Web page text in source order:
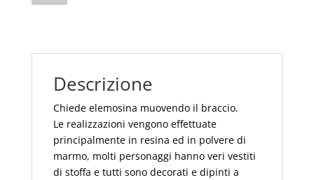
con
30
quantitàDescrizione
Chiede elemosina muovendo il braccio.
Le realizzazioni vengono effettuate
principalmente in resina ed in polvere di
marmo, molti personaggi hanno veri vestiti
di stoffa e tutti sono decorati e dipinti a